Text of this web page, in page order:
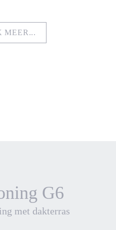
MEER...
G6
met dakterras